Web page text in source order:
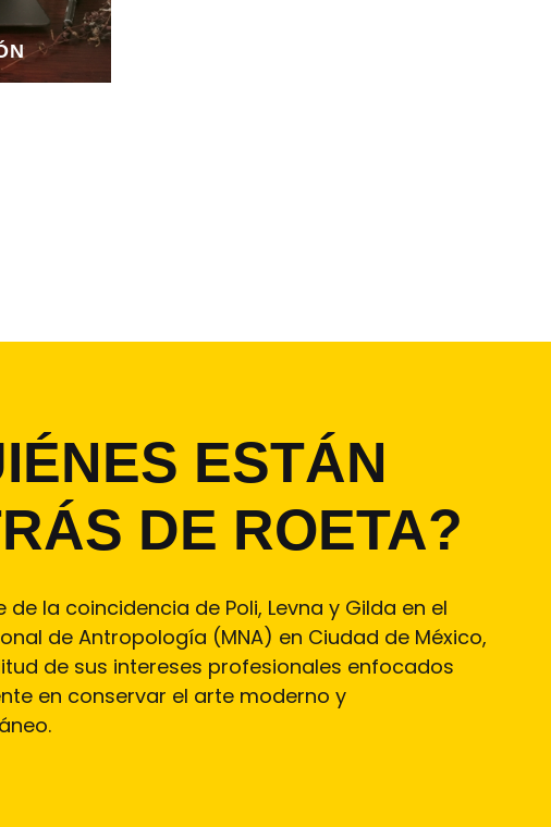
ESTÁN
DE ROETA?
de la coincidencia de Poli, Levna y Gilda en el
de Antropología (MNA) en Ciudad de México,
de sus intereses profesionales enfocados
en conservar el arte moderno y